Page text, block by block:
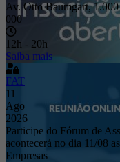
Av. Otto Baumgart,
000
12h - 20h
Saiba mais
FAT
11
Ago
2026
Participe do Fórum de
acontecerá no dia 11/08
Empresas